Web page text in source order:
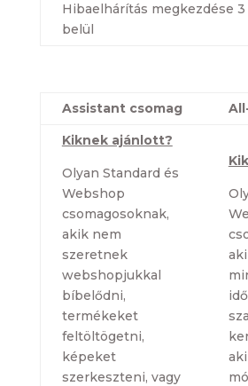
Hibaelhárítás megkezdése 3
belül
Assistant csomag
Kiknek ajánlott?
Olyan Standard és
Webshop
csomagosoknak,
akik nem
szeretnek
webshopjukkal
bíbelődni,
termékeket
feltöltögetni,
képeket
szerkeszteni, vagy